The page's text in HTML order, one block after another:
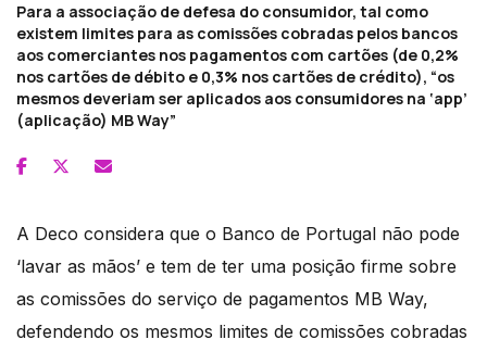
Para a associação de defesa do consumidor, tal como
existem limites para as comissões cobradas pelos bancos
aos comerciantes nos pagamentos com cartões (de 0,2%
nos cartões de débito e 0,3% nos cartões de crédito), “os
mesmos deveriam ser aplicados aos consumidores na ‘app’
(aplicação) MB Way”
A Deco considera que o Banco de Portugal não pode
‘lavar as mãos’ e tem de ter uma posição firme sobre
as comissões do serviço de pagamentos MB Way,
defendendo os mesmos limites de comissões cobradas